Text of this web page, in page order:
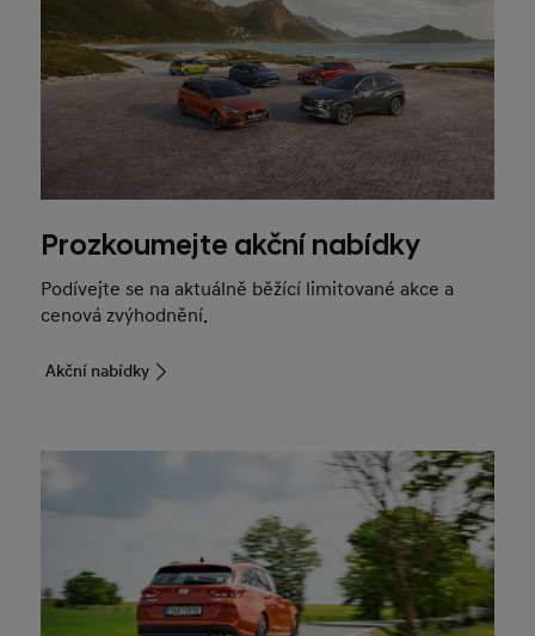
Prozkoumejte akční nabídky
Podívejte se na aktuálně běžící limitované akce a
cenová zvýhodnění.
Akční nabídky